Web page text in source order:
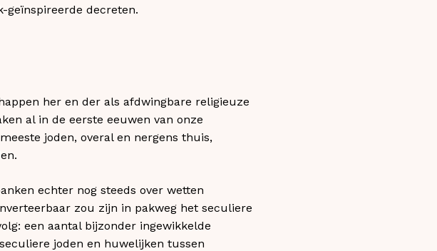
geïnspireerde decreten.
her en der als afdwingbare religieuze
al in de eerste eeuwen van onze
joden, overal en nergens thuis,
echter nog steeds over wetten
zou zijn in pakweg het seculiere
een aantal bijzonder ingewikkelde
joden en huwelijken tussen